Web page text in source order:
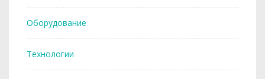
Оборудование
Технологии